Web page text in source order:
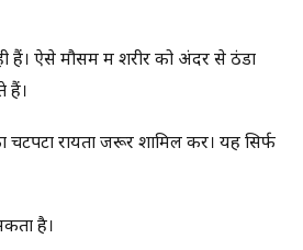
हैं। ऐसे मौसम में शरीर को अंदर से ठंडा
हैं।
रायता जरूर शामिल करें। यह सिर्फ
है।